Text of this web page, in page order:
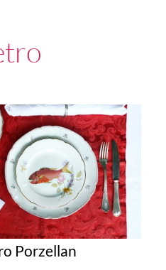
Porzellan